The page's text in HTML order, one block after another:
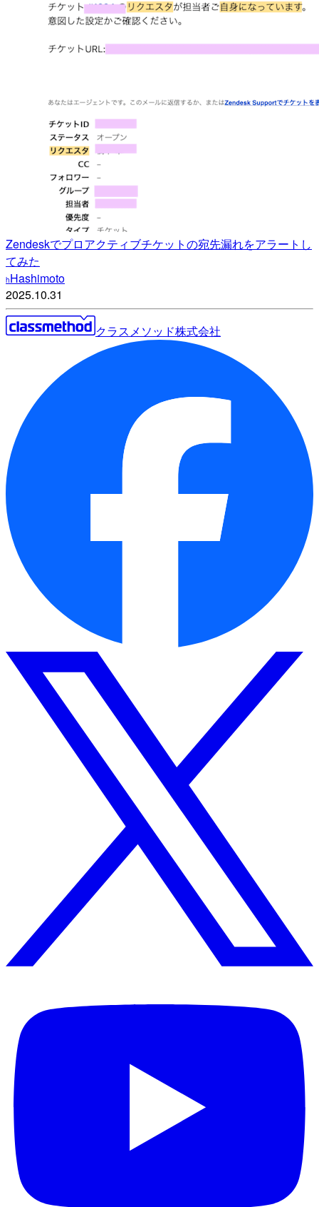
Zendeskでプロアクティブチケットの宛先漏れをアラートし
てみた
hHashimoto
2025.10.31
クラスメソッド株式会社